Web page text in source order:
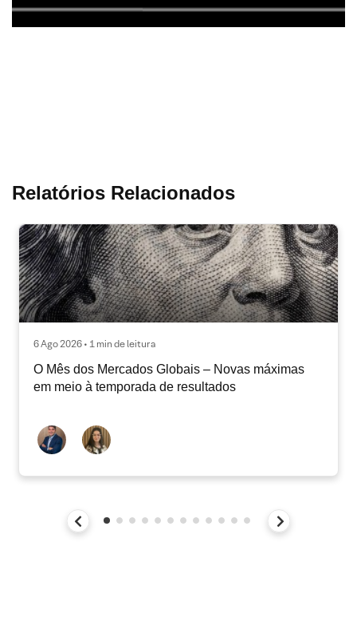
Relatórios Relacionados
6 Ago 2026 • 1 min de leitura
O Mês dos Mercados Globais – Novas máximas
em meio à temporada de resultados